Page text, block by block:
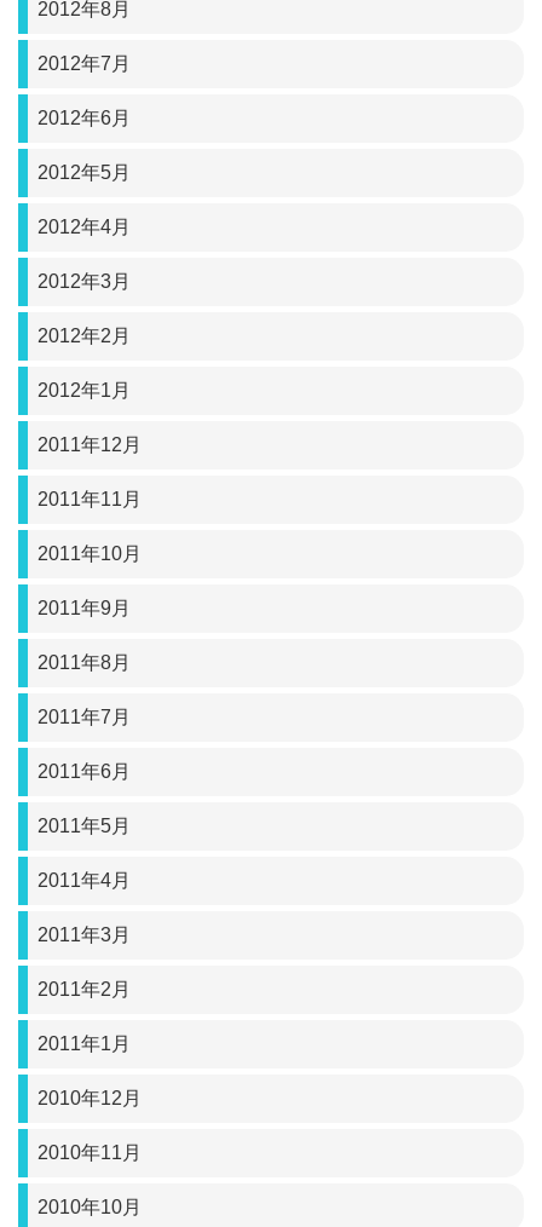
2012年8月
2012年7月
2012年6月
2012年5月
2012年4月
2012年3月
2012年2月
2012年1月
2011年12月
2011年11月
2011年10月
2011年9月
2011年8月
2011年7月
2011年6月
2011年5月
2011年4月
2011年3月
2011年2月
2011年1月
2010年12月
2010年11月
2010年10月